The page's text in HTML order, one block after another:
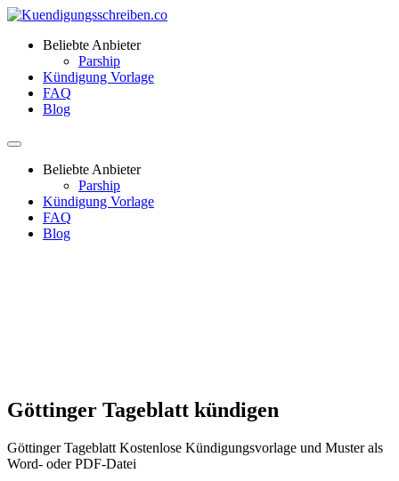
Beliebte Anbieter
Parship
Kündigung Vorlage
FAQ
Blog
Beliebte Anbieter
Parship
Kündigung Vorlage
FAQ
Blog
Göttinger Tageblatt kündigen
Göttinger Tageblatt Kostenlose Kündigungsvorlage und Muster als
Word- oder PDF-Datei